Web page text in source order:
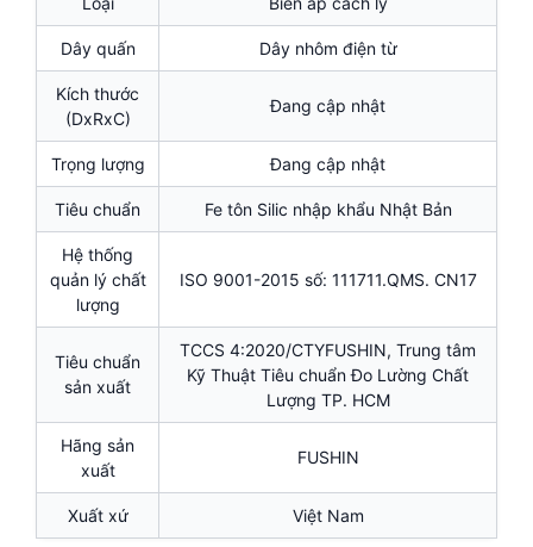
Dây quấn Dây nhôm điện từ
Kích thước
(DxRxC)
Đang cập nhật
Trọng lượng Đang cập nhật
Tiêu chuẩn Fe tôn Silic nhập khẩu Nhật Bản
Hệ thống
quản lý chất
lượng
ISO 9001-2015 số: 111711.QMS. CN17
Tiêu chuẩn
sản xuất
TCCS 4:2020/CTYFUSHIN, Trung tâm
Kỹ Thuật Tiêu chuẩn Đo Lường Chất
Lượng TP. HCM
Hãng sản
xuất
FUSHIN
Xuất xứ Việt Nam